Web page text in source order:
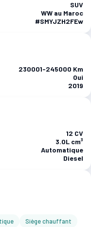
SUV
WW au Maroc
#SMYJZH2FEw
230001-245000 Km
Oui
2019
12 CV
3.0L cm³
Automatique
Diesel
Siège chauffant